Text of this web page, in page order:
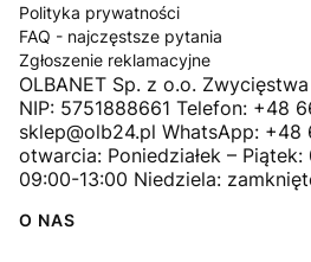
Polityka prywatności
FAQ - najczęstsze pytania
Zgłoszenie reklamacyjne
OLBANET Sp. z o.o.
NIP: 5751888661 Telefon: +48
sklep@olb24.pl WhatsApp:
otwarcia: Poniedziałek –
09:00-13:00 Niedziela:
O NAS